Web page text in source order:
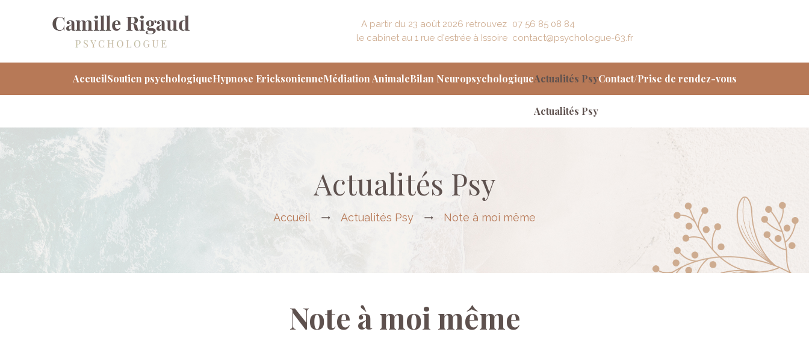
A partir du 23 août 2026 retrouvez
le cabinet au 1 rue d'estrée à Issoire
07 56 85 08 84
contact@psychologue-63.fr
AccueilSoutien psychologiqueHypnose EricksonienneMédiation AnimaleBilan NeuropsychologiqueActualités PsyContact/Prise de rendez-vous
Actualités PsyContact/Prise de rendez-vous
Actualités Psy
Accueil Actualités Psy Note à moi même
Note àmoi même